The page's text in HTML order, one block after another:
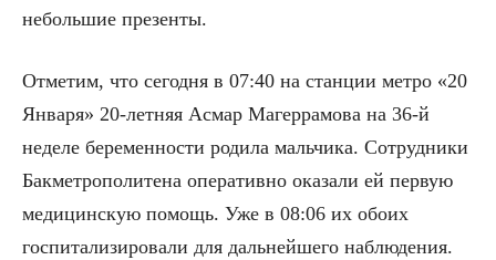
небольшие презенты.
Отметим, что сегодня в 07:40 на станции метро «20
Января» 20-летняя Асмар Магеррамова на 36-й
неделе беременности родила мальчика. Сотрудники
Бакметрополитена оперативно оказали ей первую
медицинскую помощь. Уже в 08:06 их обоих
госпитализировали для дальнейшего наблюдения.